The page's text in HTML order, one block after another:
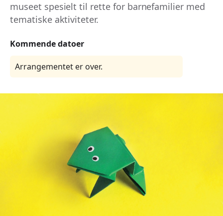
museet spesielt til rette for barnefamilier med
tematiske aktiviteter.
Kommende datoer
Arrangementet er over.